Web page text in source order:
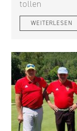
tollen
WEITERLESEN